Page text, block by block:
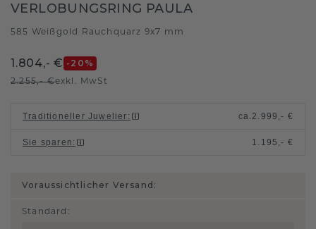
VERLOBUNGSRING PAULA
585 Weißgold Rauchquarz 9x7 mm
1.804,- € -20 %
2.255,- €exkl. MwSt
Traditioneller Juwelier : ca.2.999,- €
Sie sparen : 1.195,- €
Voraussichtlicher Versand:
Standard :